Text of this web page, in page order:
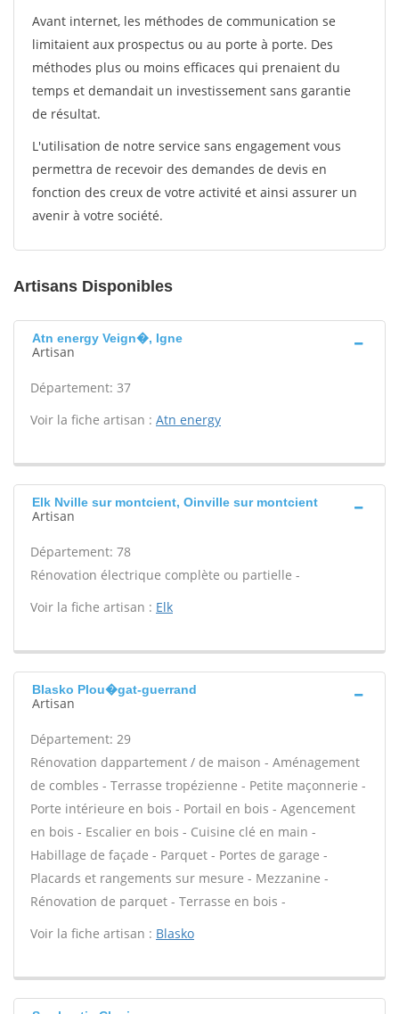
Avant internet, les méthodes de communication se
limitaient aux prospectus ou au porte à porte. Des
méthodes plus ou moins efficaces qui prenaient du
temps et demandait un investissement sans garantie
de résultat.
L'utilisation de notre service sans engagement vous
permettra de recevoir des demandes de devis en
fonction des creux de votre activité et ainsi assurer un
avenir à votre société.
Artisans Disponibles
Atn energy Veign�, Igne
Artisan
Département: 37
Voir la fiche artisan : Atn energy
Elk Nville sur montcient, Oinville sur montcient
Artisan
Département: 78
Rénovation électrique complète ou partielle -
Voir la fiche artisan : Elk
Blasko Plou�gat-guerrand
Artisan
Département: 29
Rénovation dappartement / de maison - Aménagement
de combles - Terrasse tropézienne - Petite maçonnerie -
Porte intérieure en bois - Portail en bois - Agencement
en bois - Escalier en bois - Cuisine clé en main -
Habillage de façade - Parquet - Portes de garage -
Placards et rangements sur mesure - Mezzanine -
Rénovation de parquet - Terrasse en bois -
Voir la fiche artisan : Blasko